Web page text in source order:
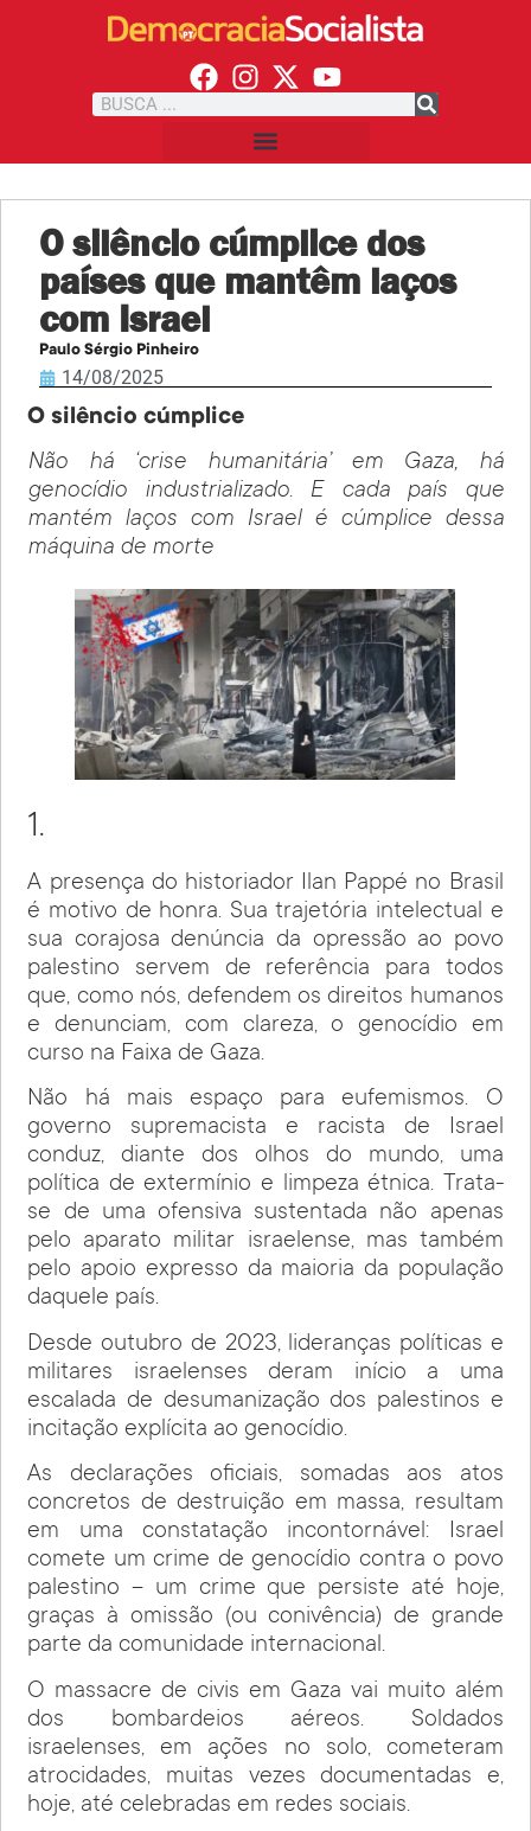
O silêncio cúmplice dos
países que mantêm laços
com Israel
Paulo Sérgio Pinheiro
14/08/2025
O silêncio cúmplice
Não há ‘crise humanitária’ em Gaza, há
genocídio industrializado. E cada país que
mantém laços com Israel é cúmplice dessa
máquina de morte
1.
A presença do historiador Ilan Pappé no Brasil
é motivo de honra. Sua trajetória intelectual e
sua corajosa denúncia da opressão ao povo
palestino servem de referência para todos
que, como nós, defendem os direitos humanos
e denunciam, com clareza, o genocídio em
curso na Faixa de Gaza.
Não há mais espaço para eufemismos. O
governo supremacista e racista de Israel
conduz, diante dos olhos do mundo, uma
política de extermínio e limpeza étnica. Trata-
se de uma ofensiva sustentada não apenas
pelo aparato militar israelense, mas também
pelo apoio expresso da maioria da população
daquele país.
Desde outubro de 2023, lideranças políticas e
militares israelenses deram início a uma
escalada de desumanização dos palestinos e
incitação explícita ao genocídio.
As declarações oficiais, somadas aos atos
concretos de destruição em massa, resultam
em uma constatação incontornável: Israel
comete um crime de genocídio contra o povo
palestino – um crime que persiste até hoje,
graças à omissão (ou conivência) de grande
parte da comunidade internacional.
O massacre de civis em Gaza vai muito além
dos bombardeios aéreos. Soldados
israelenses, em ações no solo, cometeram
atrocidades, muitas vezes documentadas e,
hoje, até celebradas em redes sociais.